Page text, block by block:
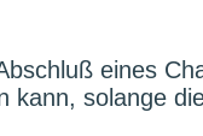
eines
solange